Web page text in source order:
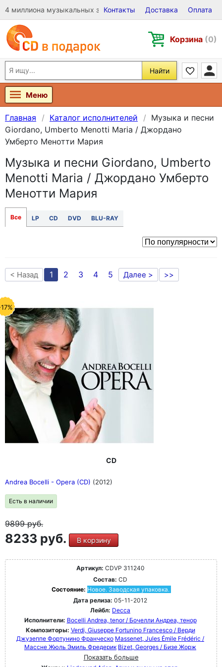
4 миллиона музыкальных записей на Виниле, CD и DVD
Контакты Доставка Оплата
Корзина (0)
Найти
Меню
Главная Каталог исполнителей
Музыка и песни
Giordano, Umberto Menotti Maria / Джордано
Умберто Менотти Мария
Музыка и песни Giordano, Umberto
Menotti Maria / Джордано Умберто
Менотти Мария
Все LP CD DVD BLU-RAY
< Назад 1 2 3 4 5 Далее > >>
CD
Andrea Bocelli - Opera (CD) (2012)
Есть в наличии
9899руб.
8233 руб. В корзину
Артикул: CDVP 311240
Состав: CD
Состояние: Новое. Заводская упаковка.
Дата релиза: 05-11-2012
Лейбл: Decca
Исполнители: Bocelli Andrea, tenor / Бочелли Андреа, тенор
Композиторы: Verdi, Giuseppe Fortunino Francesco / Верди
Джузеппе Фортунино Франческо Massenet, Jules Émile Frédéric /
Массне Жюль Эмиль Фредерик Bizet, Georges / Бизе Жорж
Показать больше